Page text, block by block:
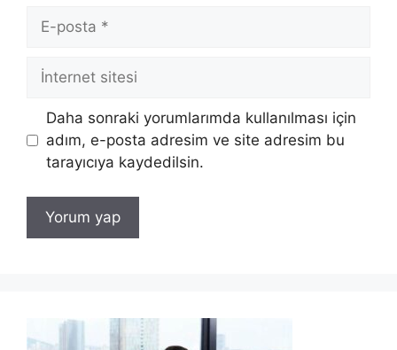
posta
İnternet
Daha sonraki yorumlarımda kullanılması için
adım, e-posta adresim ve site adresim bu
tarayıcıya kaydedilsin.